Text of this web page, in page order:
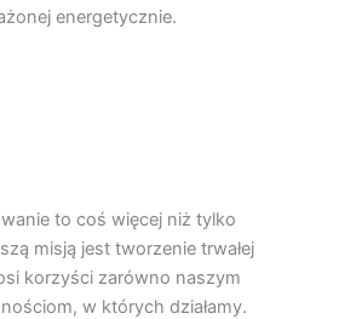
energetycznie.
to coś więcej niż tylko
misją jest tworzenie trwałej
korzyści zarówno naszym
w których działamy.